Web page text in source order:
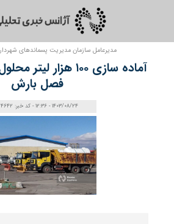
مدیرعامل سازمان مدیریت پسماندهای
آماده سازی ۱۰۰ هزار
فصل بارش
1403/08/24 - 12:36 - کد خبر: 124642